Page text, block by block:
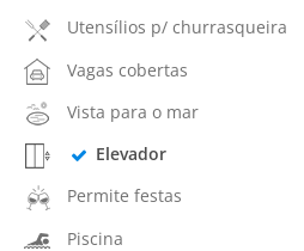
Utensílios p/ churrasqueira
Vagas cobertas
Vista para o mar
Elevador
Permite festas
Piscina